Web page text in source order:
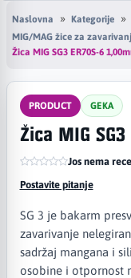
Naslovna Kategorije
MIG/MAG žice za
Žica MIG SG3 ER70S-6
PRODUCT GEKA
Žica MIG
Jos nema
Postavite pitanje
SG 3 je bakarm
zavarivanje
sadržaj mangana i
osobine i otpornost